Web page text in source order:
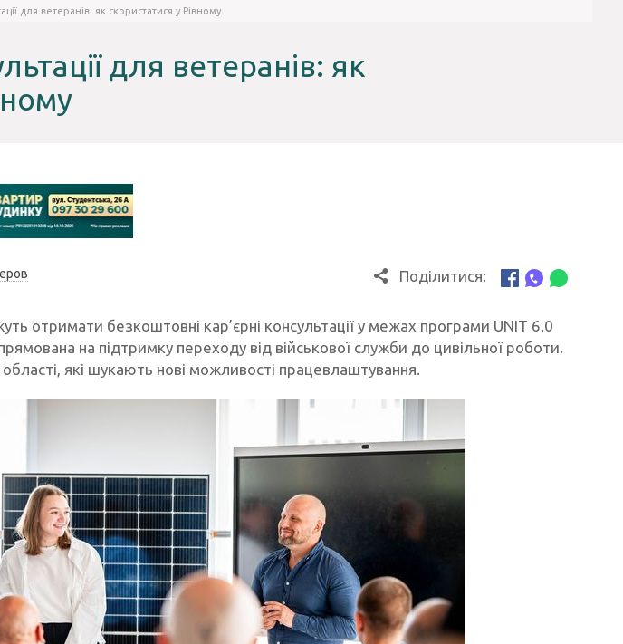
для ветеранів: як скористатися у Рівному
для ветеранів: як
Поділитися:
отримати безкоштовні кар’єрні консультації у межах програми UNIT 6.0
на підтримку переходу від військової служби до цивільної роботи.
які шукають нові можливості працевлаштування.